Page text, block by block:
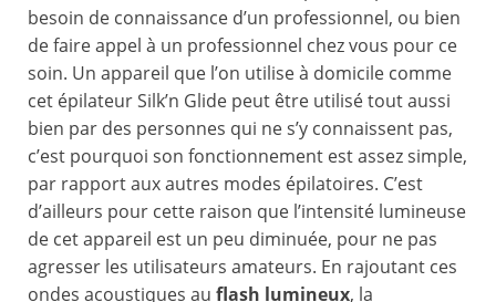
besoin de connaissance d’un professionnel, ou bien
de faire appel à un professionnel chez vous pour ce
soin. Un appareil que l’on utilise à domicile comme
cet épilateur Silk’n Glide peut être utilisé tout aussi
bien par des personnes qui ne s’y connaissent pas,
c’est pourquoi son fonctionnement est assez simple,
par rapport aux autres modes épilatoires. C’est
d’ailleurs pour cette raison que l’intensité lumineuse
de cet appareil est un peu diminuée, pour ne pas
agresser les utilisateurs amateurs. En rajoutant ces
ondes acoustiques au flash lumineux, la